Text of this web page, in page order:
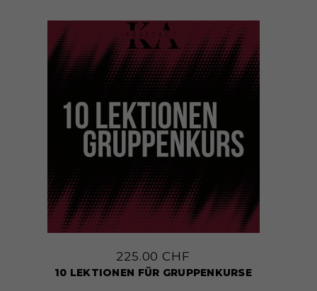
225.00 CHF
10 LEKTIONEN FÜR GRUPPENKURSE